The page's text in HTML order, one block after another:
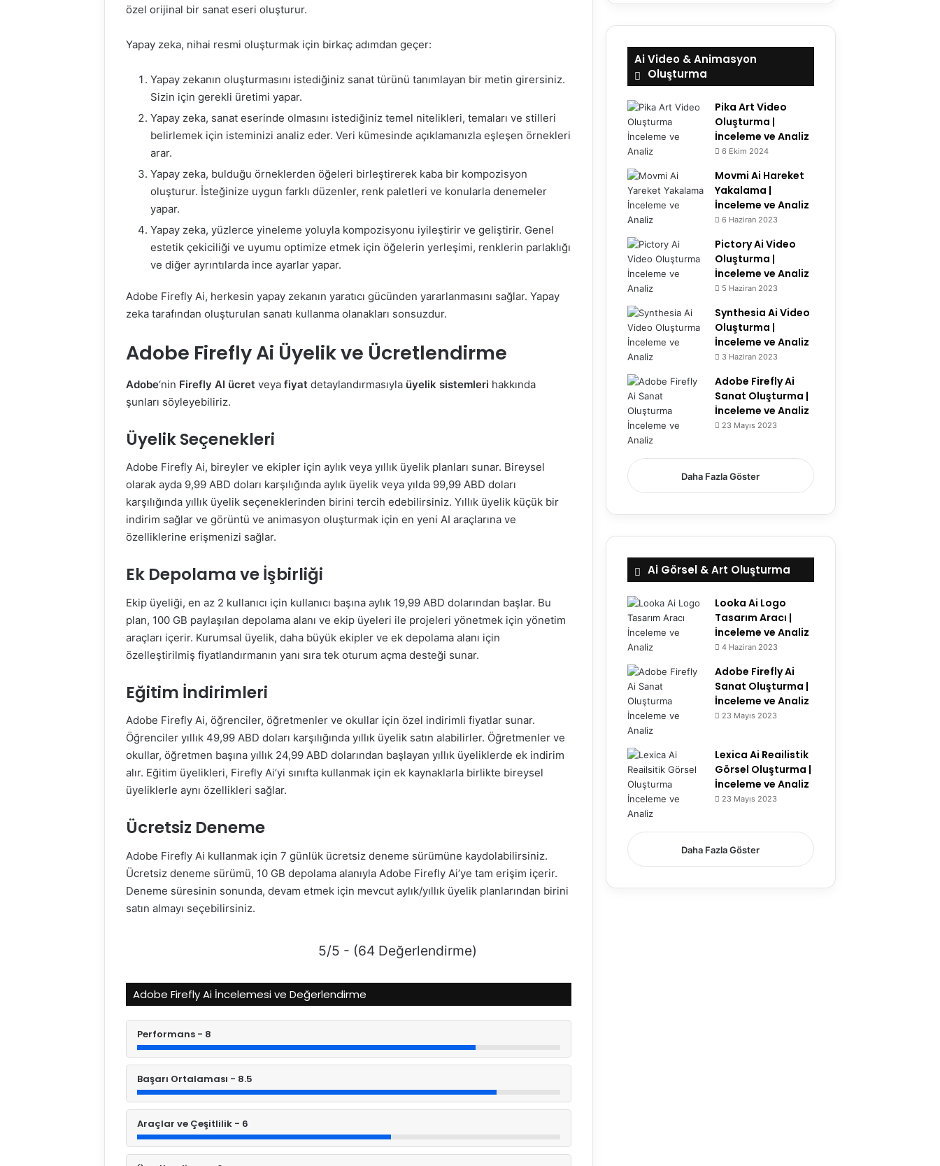
özel orijinal bir sanat eseri oluşturur.
Yapay zeka, nihai resmi oluşturmak için birkaç adımdan geçer:
Yapay zekanın oluşturmasını istediğiniz sanat türünü tanımlayan bir metin girersiniz.
Sizin için gerekli üretimi yapar.
Yapay zeka, sanat eserinde olmasını istediğiniz temel nitelikleri, temaları ve stilleri
belirlemek için isteminizi analiz eder. Veri kümesinde açıklamanızla eşleşen örnekleri
arar.
Yapay zeka, bulduğu örneklerden öğeleri birleştirerek kaba bir kompozisyon
oluşturur. İsteğinize uygun farklı düzenler, renk paletleri ve konularla denemeler
yapar.
Yapay zeka, yüzlerce yineleme yoluyla kompozisyonu iyileştirir ve geliştirir. Genel
estetik çekiciliği ve uyumu optimize etmek için öğelerin yerleşimi, renklerin parlaklığı
ve diğer ayrıntılarda ince ayarlar yapar.
Adobe Firefly Ai, herkesin yapay zekanın yaratıcı gücünden yararlanmasını sağlar. Yapay
zeka tarafından oluşturulan sanatı kullanma olanakları sonsuzdur.
Adobe Firefly Ai Üyelik ve Ücretlendirme
Adobe‘nin Firefly AI ücret veyafiyat detaylandırmasıyla üyelik sistemleri hakkında
şunları söyleyebiliriz.
Üyelik Seçenekleri
Adobe Firefly Ai, bireyler ve ekipler için aylık veya yıllık üyelik planları sunar. Bireysel
olarak ayda 9,99 ABD doları karşılığında aylık üyelik veya yılda 99,99 ABD doları
karşılığında yıllık üyelik seçeneklerinden birini tercih edebilirsiniz. Yıllık üyelik küçük bir
indirim sağlar ve görüntü ve animasyon oluşturmak için en yeni AI araçlarına ve
özelliklerine erişmenizi sağlar.
Ek Depolama ve İşbirliği
Ekip üyeliği, en az 2 kullanıcı için kullanıcı başına aylık 19,99 ABD dolarından başlar. Bu
plan, 100 GB paylaşılan depolama alanı ve ekip üyeleri ile projeleri yönetmek için yönetim
araçları içerir. Kurumsal üyelik, daha büyük ekipler ve ek depolama alanı için
özelleştirilmiş fiyatlandırmanın yanı sıra tek oturum açma desteği sunar.
Eğitim İndirimleri
Adobe Firefly Ai, öğrenciler, öğretmenler ve okullar için özel indirimli fiyatlar sunar.
Öğrenciler yıllık 49,99 ABD doları karşılığında yıllık üyelik satın alabilirler. Öğretmenler ve
okullar, öğretmen başına yıllık 24,99 ABD dolarından başlayan yıllık üyeliklerde ek indirim
alır. Eğitim üyelikleri, Firefly Ai’yi sınıfta kullanmak için ek kaynaklarla birlikte bireysel
üyeliklerle aynı özellikleri sağlar.
Ücretsiz Deneme
Adobe Firefly Ai kullanmak için 7 günlük ücretsiz deneme sürümüne kaydolabilirsiniz.
Ücretsiz deneme sürümü, 10 GB depolama alanıyla Adobe Firefly Ai’ye tam erişim içerir.
Deneme süresinin sonunda, devam etmek için mevcut aylık/yıllık üyelik planlarından birini
satın almayı seçebilirsiniz.
5/5 - (64 Değerlendirme)
Adobe Firefly Ai İncelemesi ve Değerlendirme
Performans - 8
Başarı Ortalaması - 8.5
Araçlar ve Çeşitlilik - 6
Ai Video & Animasyon
Oluşturma
Pika Art Video
Oluşturma |
İnceleme ve Analiz
6 Ekim 2024
6.1
Movmi Ai Hareket
Yakalama |
İnceleme ve Analiz
6 Haziran 2023
Pictory Ai Video
Oluşturma |
İnceleme ve Analiz
5 Haziran 2023
Synthesia Ai Video
Oluşturma |
İnceleme ve Analiz
3 Haziran 2023
6.7
Adobe Firefly Ai
Sanat Oluşturma |
İnceleme ve Analiz
23 Mayıs 2023
Daha Fazla Göster
Ai Görsel & Art Oluşturma
5.8
Looka Ai Logo
Tasarım Aracı |
İnceleme ve Analiz
4 Haziran 2023
6.7
Adobe Firefly Ai
Sanat Oluşturma |
İnceleme ve Analiz
23 Mayıs 2023
5.1
Lexica Ai Reailistik
Görsel Oluşturma |
İnceleme ve Analiz
23 Mayıs 2023
Daha Fazla Göster